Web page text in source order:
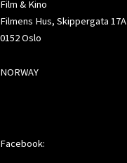
Film & Kino
Filmens Hus, Skippergata 17A
0152 Oslo
NORWAY
Facebook: